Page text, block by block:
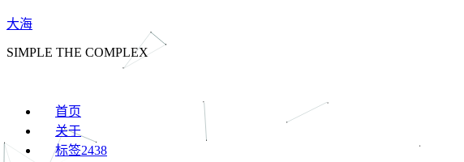
大海
SIMPLE THE COMPLEX
首页
关于
标签2438